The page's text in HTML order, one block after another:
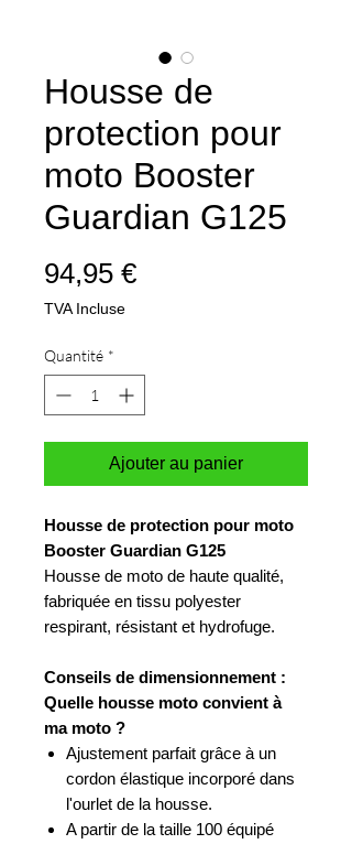
Housse de
protection pour
moto Booster
Guardian G125
94,95 €Prix
TVA Incluse
Quantité *
Ajouter au panier
Housse de protection pour moto
Booster Guardian G125
Housse de moto de haute qualité,
fabriquée en tissu polyester
respirant, résistant et hydrofuge.
Conseils de dimensionnement :
Quelle housse moto convient à
ma moto ?
Ajustement parfait grâce à un
cordon élastique incorporé dans
l'ourlet de la housse.
A partir de la taille 100 équipé